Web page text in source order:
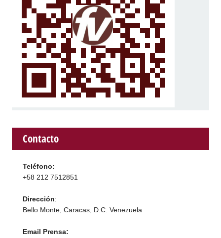
Contacto
Teléfono:
+58 212 7512851
Dirección:
Bello Monte, Caracas, D.C. Venezuela
Email Prensa: